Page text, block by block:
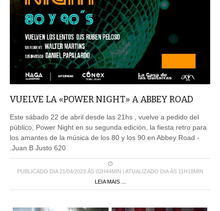
VUELVE LA «POWER NIGHT» A ABBEY ROAD
Este sábado 22 de abril desde las 21hs , vuelve a pedido del
público, Power Night en su segunda edición, la fiesta retro para
los amantes de la música de los 80 y los 90 en Abbey Road -
.Juan B Justo 620
PUBLICADO DIA 21/04/2023 ÀS 02H44MIN | ATUALIZADO DIA ÀS 11H18MIN
LEIA MAIS ...